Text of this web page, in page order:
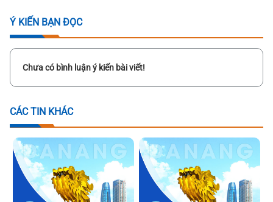
Ý KIẾN BẠN ĐỌC
Chưa có bình luận ý kiến bài viết!
CÁC TIN KHÁC